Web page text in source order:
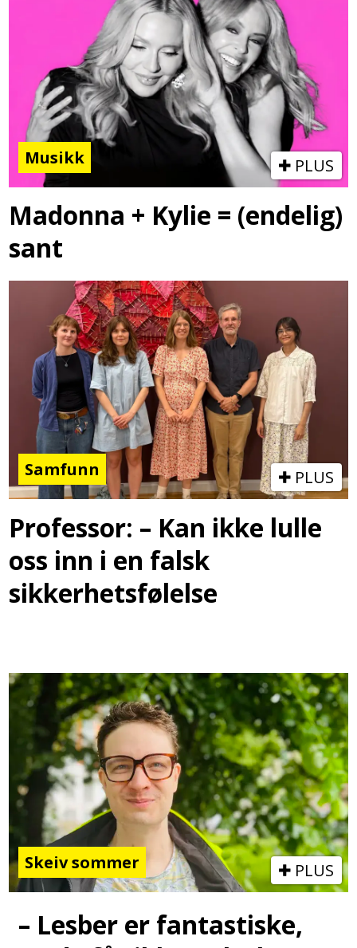
Musikk PLUS
Madonna + Kylie = (endelig)
sant
Samfunn PLUS
Professor: – Kan ikke lulle
oss inn i en falsk
sikkerhetsfølelse
Skeiv sommer PLUS
– Lesber er fantastiske,